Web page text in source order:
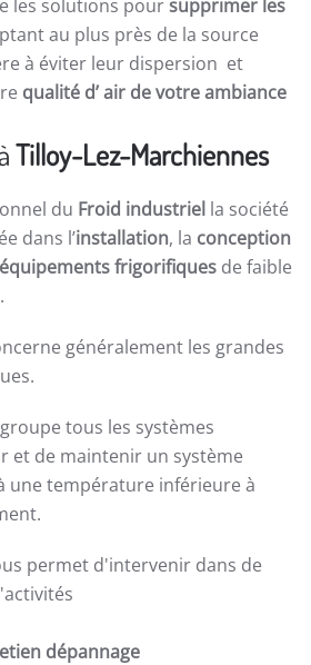
les solutions poursupprimer les
au plus près de la source
à éviter leur dispersion et
qualité d’ air de votre ambiance
Tilloy-Lez-Marchiennes
du Froid industriel la société
dans l’installation, la conception
frigorifiques de faible
généralement les grandes
tous les systèmes
et de maintenir un système
une température inférieure à
permet d'intervenir dans de
dépannage